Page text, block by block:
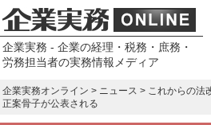
企業実務 - 企業の経理・税務・庶務・
労務担当者の実務情報メディア
企業実務オンライン > ニュース > これからの法
正案骨子が公表される